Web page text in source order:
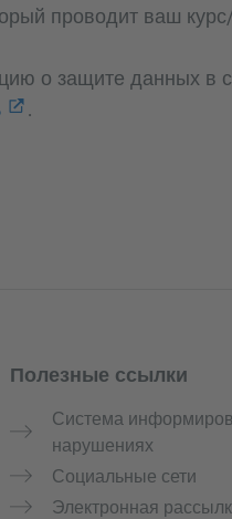
проводит ваш
о защите данных в
.
Полезные ссылки
Система
нарушениях
Социальные сети
Электронная